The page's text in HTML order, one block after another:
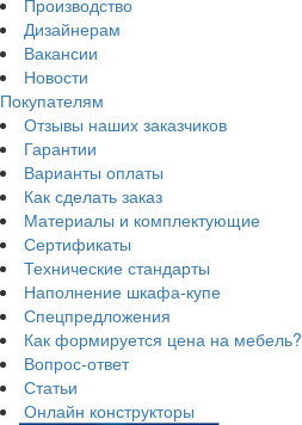
Производство
Дизайнерам
Вакансии
Новости
Покупателям
Отзывы наших заказчиков
Гарантии
Варианты оплаты
Как сделать заказ
Материалы и комплектующие
Сертификаты
Технические стандарты
Наполнение шкафа-купе
Спецпредложения
Как формируется цена на мебель?
Вопрос-ответ
Статьи
Онлайн конструкторы